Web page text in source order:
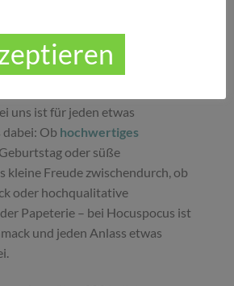
und Klein etwas finden, was sie
Tag ist ein guter Anlass, um
sich selbst eine Freude zu
Sortiment gibt Ihnen
uns ist für jeden etwas
Ob hochwertiges
oder süße
kleine Freude zwischendurch, ob
oder hochqualitative
Papeterie – bei Hocuspocus ist
und jeden Anlass etwas